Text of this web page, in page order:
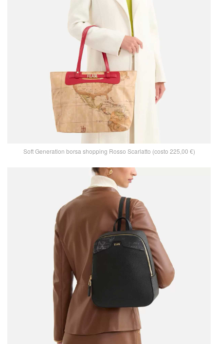
Soft Generation borsa shopping Rosso Scarlatto (costo 225,00 €)